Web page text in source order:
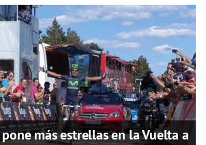
más estrellas en la Vuelta a